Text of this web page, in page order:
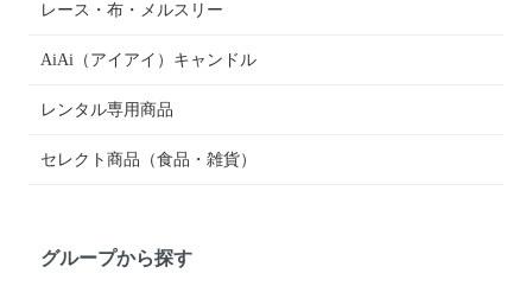
レース・布・メルスリー
AiAi（アイアイ）キャンドル
レンタル専用商品
セレクト商品（食品・雑貨）
グループから探す